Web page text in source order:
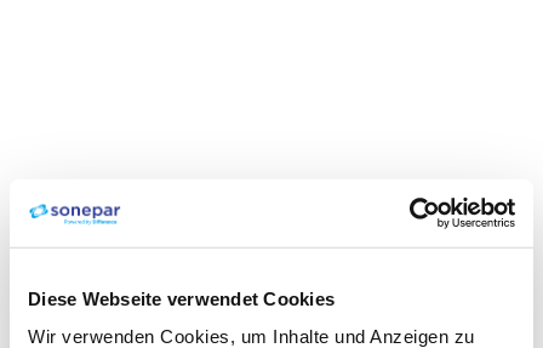
Diese Webseite verwendet Cookies
Wir verwenden Cookies, um Inhalte und Anzeigen zu